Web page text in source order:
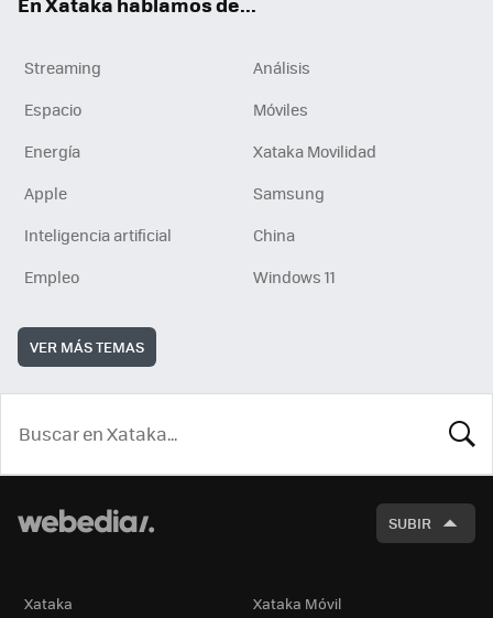
Streaming
Análisis
Espacio
Móviles
Energía
Xataka Movilidad
Apple
Samsung
Inteligencia artificial
China
Empleo
Windows 11
VER MÁS TEMAS
SUBIR
Xataka Xataka Móvil